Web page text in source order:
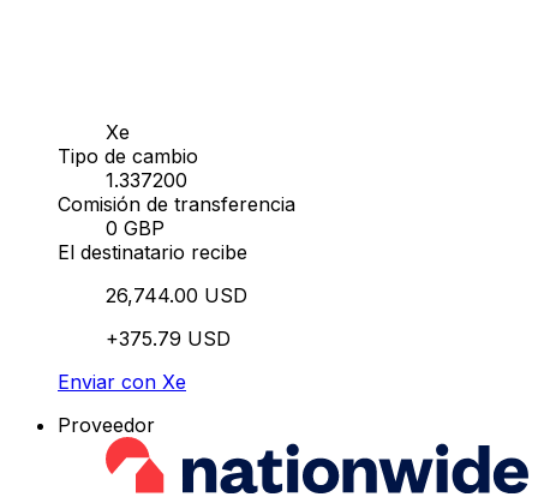
Xe
Tipo de cambio
1.337200
Comisión de transferencia
0 GBP
El destinatario recibe
26,744.00 USD
+375.79 USD
Enviar con Xe
Proveedor